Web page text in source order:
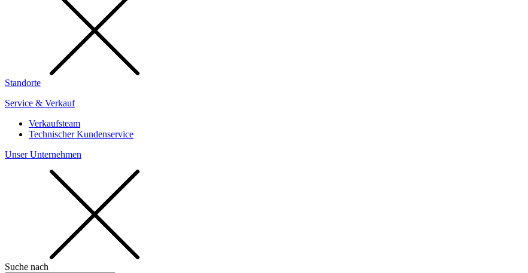
Standorte
Service & Verkauf
Verkaufsteam
Technischer Kundenservice
Unser Unternehmen
Suche nach